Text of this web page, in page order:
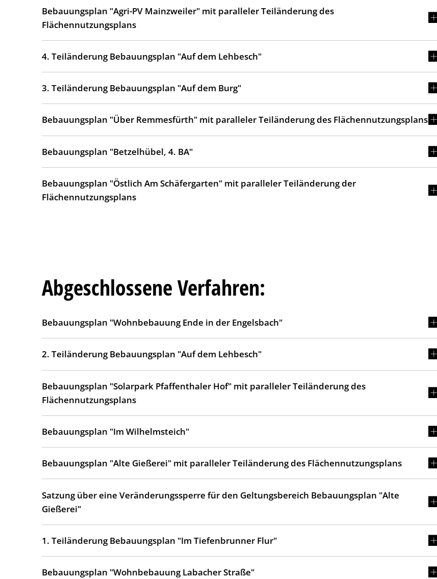
Bebauungsplan "Agri-PV Mainzweiler" mit paralleler Teiländerung des
Flächennutzungsplans
4. Teiländerung Bebauungsplan "Auf dem Lehbesch"
3. Teiländerung Bebauungsplan "Auf dem Burg"
Bebauungsplan "Über Remmesfürth" mit paralleler Teiländerung des Flächennutzungsplans
Bebauungsplan "Betzelhübel, 4. BA"
Bebauungsplan "Östlich Am Schäfergarten" mit paralleler Teiländerung der
Flächennutzungsplans
Abgeschlossene Verfahren:
Bebauungsplan "Wohnbebauung Ende in der Engelsbach"
2. Teiländerung Bebauungsplan "Auf dem Lehbesch"
Bebauungsplan "Solarpark Pfaffenthaler Hof" mit paralleler Teiländerung des
Flächennutzungsplans
Bebauungsplan "Im Wilhelmsteich"
Bebauungsplan "Alte Gießerei" mit paralleler Teiländerung des Flächennutzungsplans
Satzung über eine Veränderungssperre für den Geltungsbereich Bebauungsplan "Alte
Gießerei"
1. Teiländerung Bebauungsplan "Im Tiefenbrunner Flur"
Bebauungsplan "Wohnbebauung Labacher Straße"